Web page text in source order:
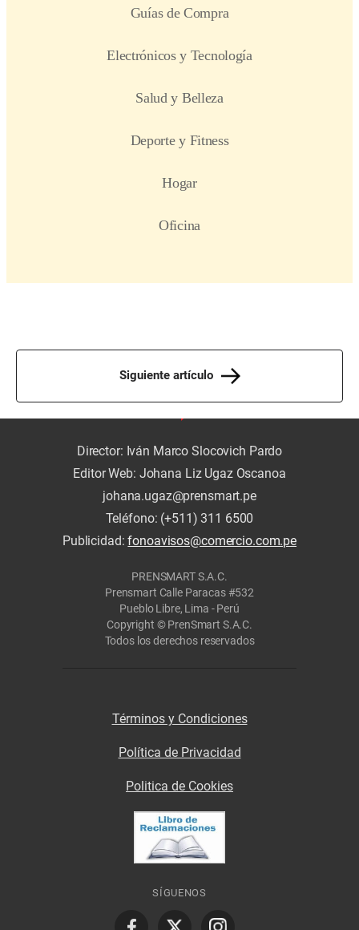
Siguiente artículo
Director: Iván Marco Slocovich Pardo
Editor Web: Johana Liz Ugaz Oscanoa
johana.ugaz@prensmart.pe
Teléfono: (+511) 311 6500
Publicidad:fonoavisos@comercio.com.pe
PRENSMART S.A.C.
Prensmart Calle Paracas #532
Pueblo Libre, Lima - Perú
Copyright © PrenSmart S.A.C.
Todos los derechos reservados
Términos y Condiciones
Política de Privacidad
Politica de Cookies
SÍGUENOS